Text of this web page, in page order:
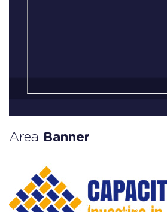
Area Banner